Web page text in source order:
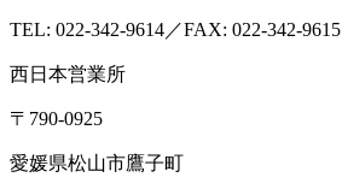
TEL: 022-342-9614／FAX: 022-342-9615
西日本営業所
〒790-0925
愛媛県松山市鷹子町